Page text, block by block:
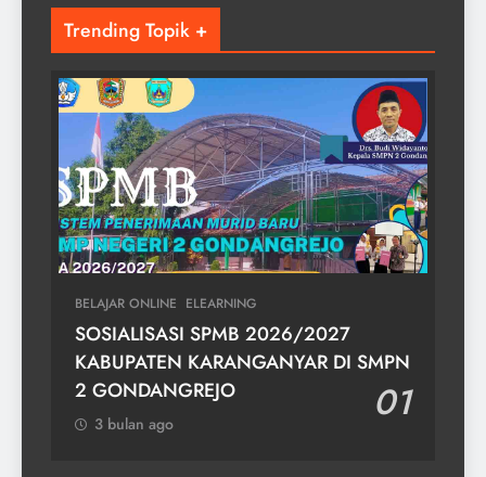
Trending Topik +
BELAJAR ONLINE ELEARNING
SOSIALISASI SPMB 2026/2027
KABUPATEN KARANGANYAR DI SMPN
2 GONDANGREJO
01
3 bulan ago